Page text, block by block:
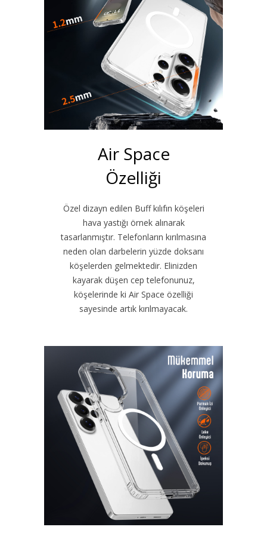
Air Space
Özelliği
Özel dizayn edilen Buff kılıfın köşeleri
hava yastığı örnek alınarak
tasarlanmıştır. Telefonların kırılmasına
neden olan darbelerin yüzde doksanı
köşelerden gelmektedir. Elinizden
kayarak düşen cep telefonunuz,
köşelerinde ki Air Space özelliği
sayesinde artık kırılmayacak.